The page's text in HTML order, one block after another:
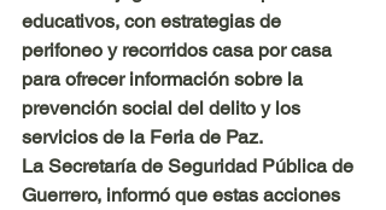
educativos, con estrategias de
perifoneo y recorridos casa por casa
para ofrecer información sobre la
prevención social del delito y los
servicios de la Feria de Paz.
La Secretaría de Seguridad Pública de
Guerrero, informó que estas acciones